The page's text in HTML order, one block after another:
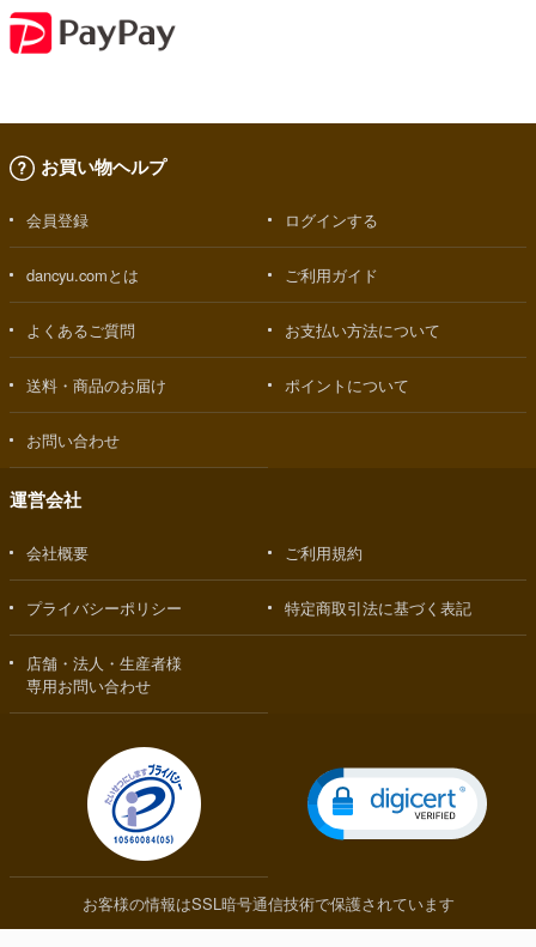
お買い物ヘルプ
会員登録 ログインする
dancyu.comとは ご利用ガイド
よくあるご質問 お支払い方法について
送料・商品のお届け ポイントについて
お問い合わせ
運営会社
会社概要 ご利用規約
プライバシーポリシー 特定商取引法に基づく表記
店舗・法人・生産者様
専用お問い合わせ
お客様の情報はSSL暗号通信技術で保護されています